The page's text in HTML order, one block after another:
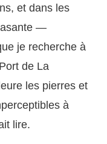
et dans les
—
je recherche à
de La
les pierres et
à
lire.